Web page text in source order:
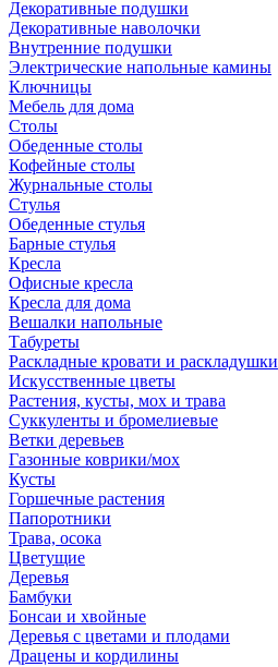
Декоративные подушки
Декоративные наволочки
Внутренние подушки
Электрические напольные камины
Ключницы
Мебель для дома
Столы
Обеденные столы
Кофейные столы
Журнальные столы
Стулья
Обеденные стулья
Барные стулья
Кресла
Офисные кресла
Кресла для дома
Вешалки напольные
Табуреты
Раскладные кровати и раскладушки
Искусственные цветы
Растения, кусты, мох и трава
Суккуленты и бромелиевые
Ветки деревьев
Газонные коврики/мох
Кусты
Горшечные растения
Папоротники
Трава, осока
Цветущие
Деревья
Бамбуки
Бонсаи и хвойные
Деревья с цветами и плодами
Драцены и кордилины